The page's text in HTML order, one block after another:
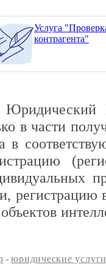
Услуга
контрагента"
Юридический
в части
в
регистрацию
-юридические